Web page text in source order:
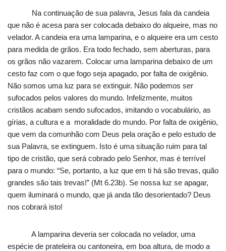
Na continuação de sua palavra, Jesus fala da candeia
que não é acesa para ser colocada debaixo do alqueire, mas no
velador. A candeia era uma lamparina, e o alqueire era um cesto
para medida de grãos. Era todo fechado, sem aberturas, para
os grãos não vazarem. Colocar uma lamparina debaixo de um
cesto faz com o que fogo seja apagado, por falta de oxigênio.
Não somos uma luz para se extinguir. Não podemos ser
sufocados pelos valores do mundo. Infelizmente, muitos
cristãos acabam sendo sufocados, imitando o vocabulário, as
gírias, a cultura e a moralidade do mundo. Por falta de oxigênio,
que vem da comunhão com Deus pela oração e pelo estudo de
sua Palavra, se extinguem. Isto é uma situação ruim para tal
tipo de cristão, que será cobrado pelo Senhor, mas é terrível
para o mundo: “Se, portanto, a luz que em ti há são trevas, quão
grandes são tais trevas!” (Mt 6.23b). Se nossa luz se apagar,
quem iluminará o mundo, que já anda tão desorientado? Deus
nos cobrará isto!
A lamparina deveria ser colocada no velador, uma
espécie de prateleira ou cantoneira, em boa altura, de modo a